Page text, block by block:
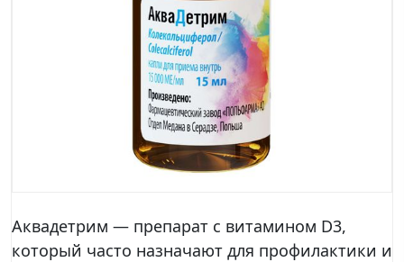
Аквадетрим — препарат с витамином D3,
который часто назначают для профилактики и